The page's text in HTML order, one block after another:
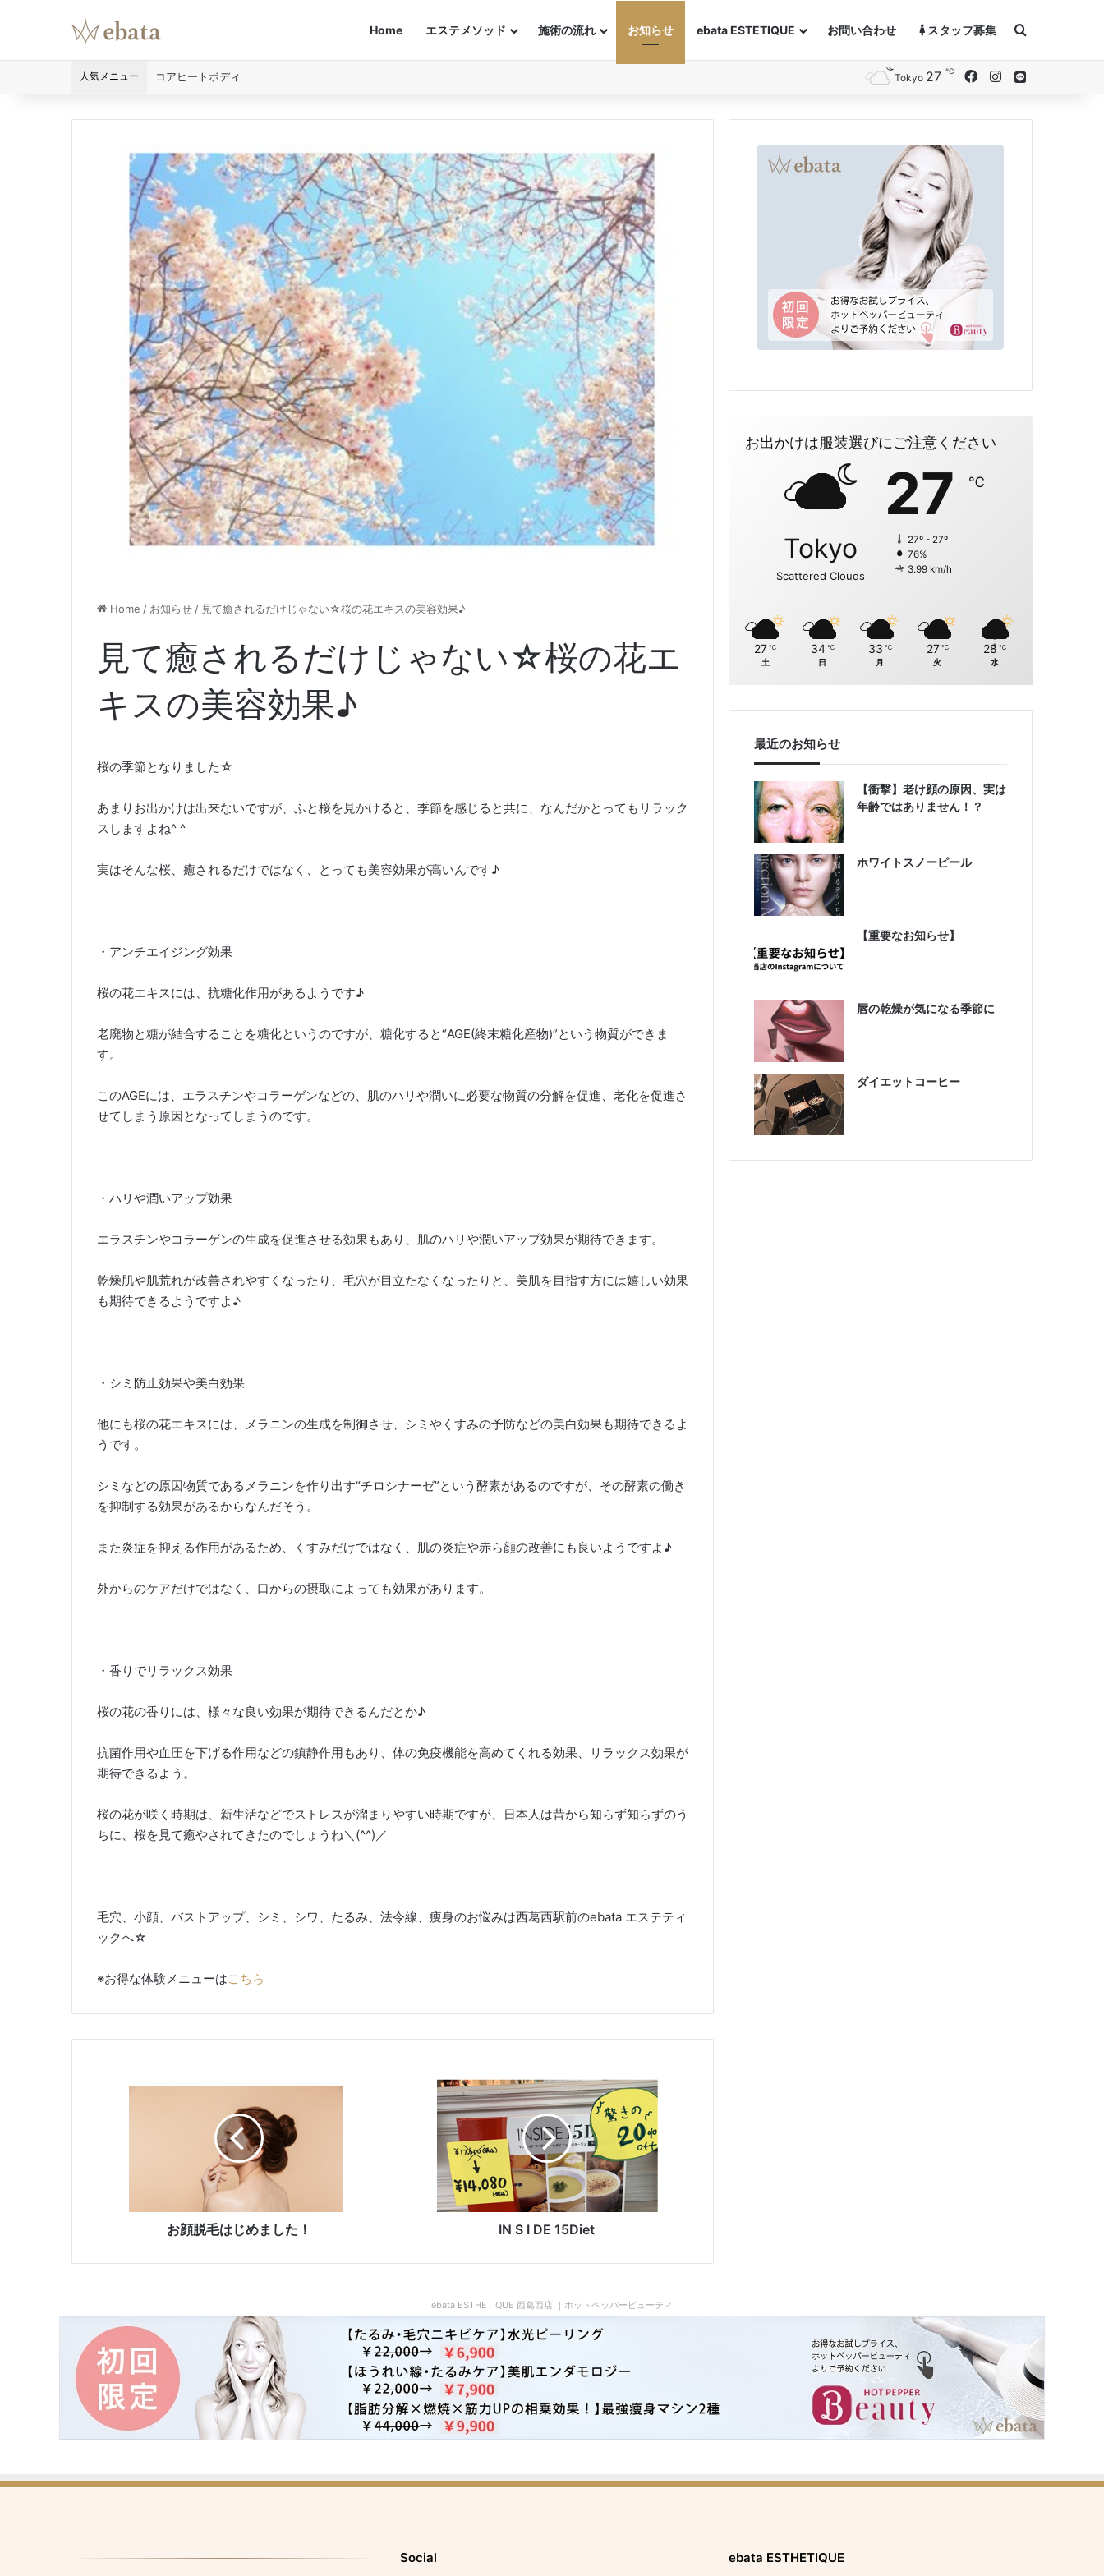
Home エステメソッド 施術の流れ お知らせ ebata ESTETIQUE お問い合わせ スタッフ募集 Search for
人気メニュー コアヒートボディ Tokyo 27 ℃ FacebookInstagram
Home / お知らせ / 見て癒されるだけじゃない☆桜の花エキスの美容効果♪
見て癒されるだけじゃない☆桜の花エ
キスの美容効果♪
桜の季節となりました☆
あまりお出かけは出来ないですが、ふと桜を見かけると、季節を感じると共に、なんだかとってもリラック
スしますよね^ ^
実はそんな桜、癒されるだけではなく、とっても美容効果が高いんです♪
・アンチエイジング効果
桜の花エキスには、抗糖化作用があるようです♪
老廃物と糖が結合することを糖化というのですが、糖化すると“AGE(終末糖化産物)”という物質ができま
す。
このAGEには、エラスチンやコラーゲンなどの、肌のハリや潤いに必要な物質の分解を促進、老化を促進さ
せてしまう原因となってしまうのです。
・ハリや潤いアップ効果
エラスチンやコラーゲンの生成を促進させる効果もあり、肌のハリや潤いアップ効果が期待できます。
乾燥肌や肌荒れが改善されやすくなったり、毛穴が目立たなくなったりと、美肌を目指す方には嬉しい効果
も期待できるようですよ♪
・シミ防止効果や美白効果
他にも桜の花エキスには、メラニンの生成を制御させ、シミやくすみの予防などの美白効果も期待できるよ
うです。
シミなどの原因物質であるメラニンを作り出す“チロシナーゼ”という酵素があるのですが、その酵素の働き
を抑制する効果があるからなんだそう。
また炎症を抑える作用があるため、くすみだけではなく、肌の炎症や赤ら顔の改善にも良いようですよ♪
外からのケアだけではなく、口からの摂取によっても効果があります。
・香りでリラックス効果
桜の花の香りには、様々な良い効果が期待できるんだとか♪
抗菌作用や血圧を下げる作用などの鎮静作用もあり、体の免疫機能を高めてくれる効果、リラックス効果が
期待できるよう。
桜の花が咲く時期は、新生活などでストレスが溜まりやすい時期ですが、日本人は昔から知らず知らずのう
ちに、桜を見て癒やされてきたのでしょうね＼(^^)／
毛穴、小顔、バストアップ、シミ、シワ、たるみ、法令線、痩身のお悩みは西葛西駅前のebata エステティ
ックへ☆
※お得な体験メニューはこちら
お顔脱毛はじめました！
t
IN S I DE 15Diet
お出かけは服装選びにご注意ください
Tokyo
Scattered Clouds
27 ℃
27º - 27º
76%
3.99 km/h
27 ℃
土
34 ℃
日
33 ℃
月
27 ℃
火
28 ℃
水
最近のお知らせ
【衝撃】老け顔の原因、実は
年齢ではありません！？
ホワイトスノーピール
【重要なお知らせ】
唇の乾燥が気になる季節に
ダイエットコーヒー
ebata ESTHETIQUE 西葛西店 ｜ホットペッパービューティ
Social ebata ESTHETIQUE